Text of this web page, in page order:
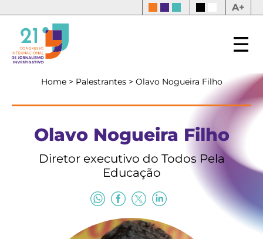
A+
Home > Palestrantes > Olavo Nogueira Filho
Olavo Nogueira Filho
Diretor executivo do Todos Pela
Educação